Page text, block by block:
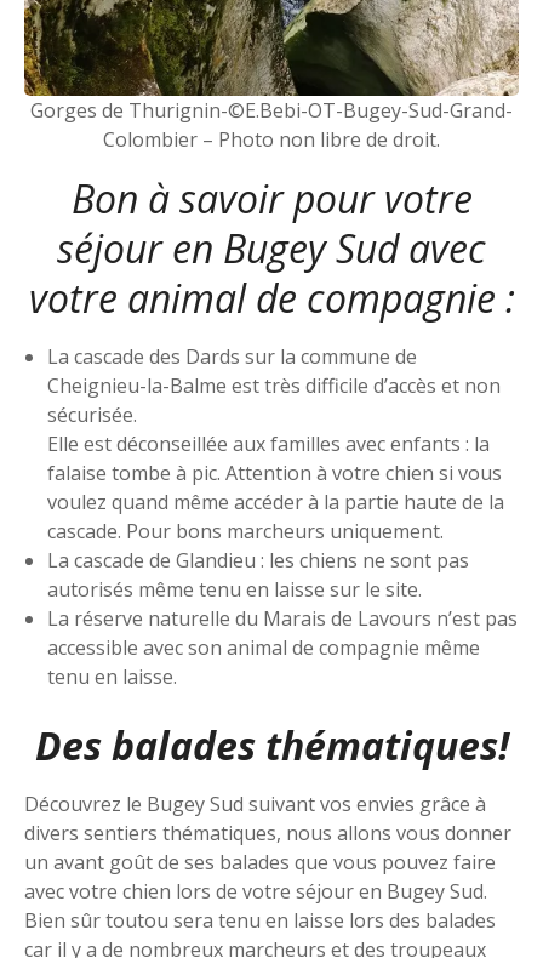
Gorges de Thurignin-©E.Bebi-OT-Bugey-Sud-Grand-
Colombier – Photo non libre de droit.
Bon à savoir pour votre
séjour en Bugey Sud avec
votre animal de compagnie :
La cascade des Dards sur la commune de
Cheignieu-la-Balme est très difficile d’accès et non
sécurisée.
Elle est déconseillée aux familles avec enfants : la
falaise tombe à pic. Attention à votre chien si vous
voulez quand même accéder à la partie haute de la
cascade. Pour bons marcheurs uniquement.
La cascade de Glandieu : les chiens ne sont pas
autorisés même tenu en laisse sur le site.
La réserve naturelle du Marais de Lavours n’est pas
accessible avec son animal de compagnie même
tenu en laisse.
Des balades thématiques!
Découvrez le Bugey Sud suivant vos envies grâce à
divers sentiers thématiques, nous allons vous donner
un avant goût de ses balades que vous pouvez faire
avec votre chien lors de votre séjour en Bugey Sud.
Bien sûr toutou sera tenu en laisse lors des balades
car il y a de nombreux marcheurs et des troupeaux